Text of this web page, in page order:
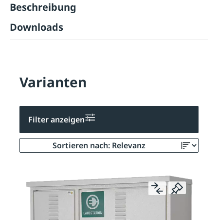
Beschreibung
Downloads
Varianten
Filter anzeigen